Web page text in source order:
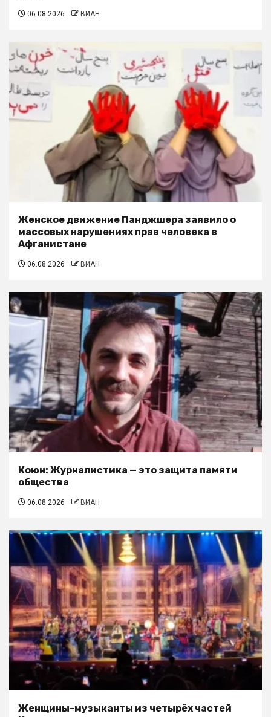
06.08.2026 ВИАН
Женское движение Панджшера заявило о
массовых нарушениях прав человека в
Афганистане
06.08.2026 ВИАН
Коюн: Журналистика — это защита памяти
общества
06.08.2026 ВИАН
Женщины-музыканты из четырёх частей